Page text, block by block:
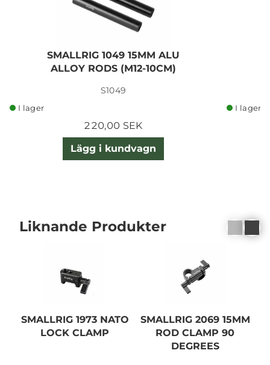
SMALLRIG 1049 15MM ALU
ALLOY RODS (M12-10CM)
S1049
I lager
220,00 SEK
Lägg i kundvagn
I lager
Liknande Produkter
SMALLRIG 1973 NATO
LOCK CLAMP
SMALLRIG 2069 15MM
ROD CLAMP 90
DEGREES